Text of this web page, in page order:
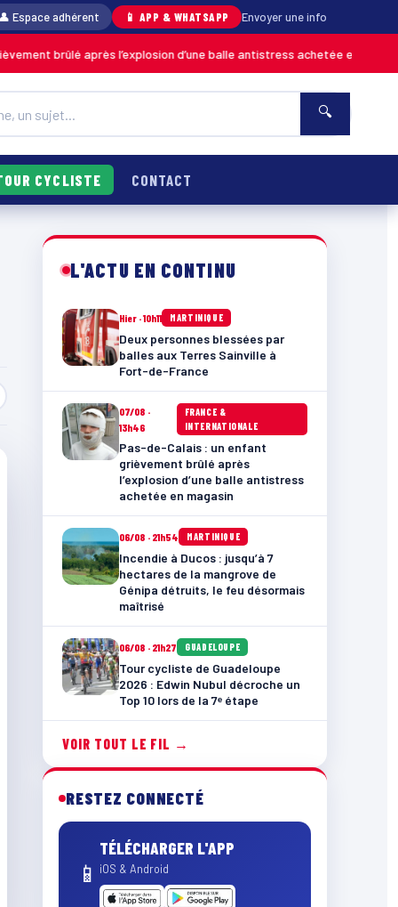
👤 Espace adhérent 📱 APP & WHATSAPP Envoyer une info
après l’explosion d’une balle antistress achetée en magasin
🔍
CYCLISTE CONTACT
L'ACTU EN CONTINU
Hier · 10h11 MARTINIQUE
Deux personnes blessées par
balles aux Terres Sainville à
Fort-de-France
07/08 ·
13h46
FRANCE &
INTERNATIONALE
Pas-de-Calais : un enfant
grièvement brûlé après
l’explosion d’une balle antistress
achetée en magasin
06/08 · 21h54 MARTINIQUE
Incendie à Ducos : jusqu’à 7
hectares de la mangrove de
Génipa détruits, le feu désormais
maîtrisé
06/08 · 21h27 GUADELOUPE
Tour cycliste de Guadeloupe
2026 : Edwin Nubul décroche un
Top 10 lors de la 7ᵉ étape
VOIR TOUT LE FIL →
RESTEZ CONNECTÉ
📱
TÉLÉCHARGER L'APP
iOS & Android